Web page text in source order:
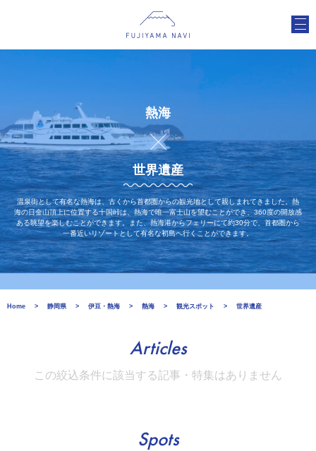
熱海
世界遺産
温泉街として有名な熱海は、古くから首都圏からの観光地として親しまれてきました。熱
海の日金山頂上に位置する十国峠は、熱海で唯一富士山を望むことができ、360度の開放感
ある眺望を楽しむことができます。また、熱海港からフェリーにて約30分で、首都圏から
一番近いリゾートとして有名な初島へ行くことができます。
Home 静岡県 伊豆・熱海 熱海 観光スポット 世界遺産
Articles
この絞込条件に該当する記事・特集はありません
Spots